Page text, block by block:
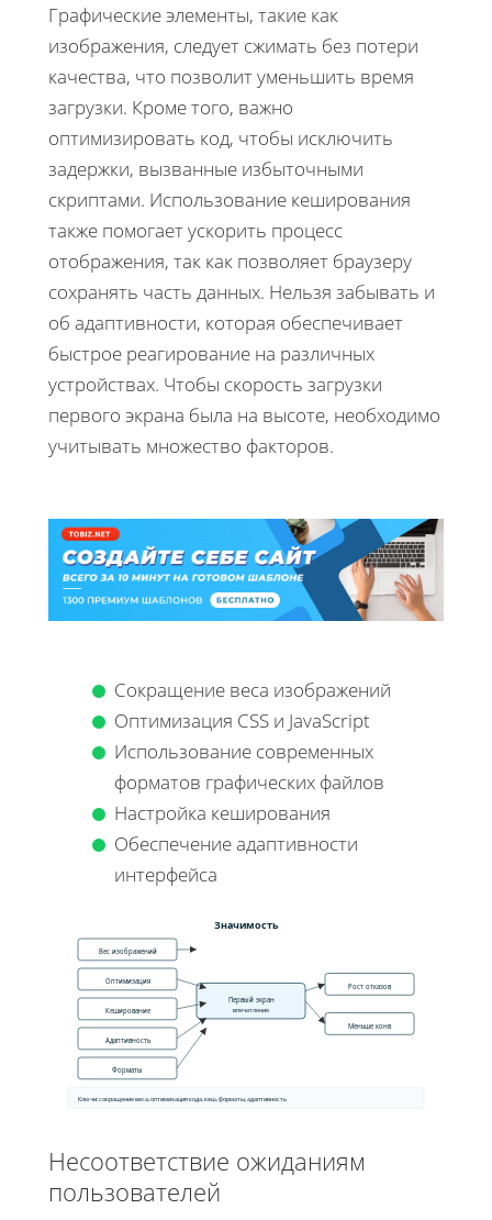
Графические элементы, такие как
изображения, следует сжимать без потери
качества, что позволит уменьшить время
загрузки. Кроме того, важно
оптимизировать код, чтобы исключить
задержки, вызванные избыточными
скриптами. Использование кеширования
также помогает ускорить процесс
отображения, так как позволяет браузеру
сохранять часть данных. Нельзя забывать и
об адаптивности, которая обеспечивает
быстрое реагирование на различных
устройствах. Чтобы скорость загрузки
первого экрана была на высоте, необходимо
учитывать множество факторов.
Сокращение веса изображений
Оптимизация CSS и JavaScript
Использование современных
форматов графических файлов
Настройка кеширования
Обеспечение адаптивности
интерфейса
Значимость
Вес изображений
Оптимизация
Кеширование
Адаптивность
Форматы
Первый экран
впечатление
Рост отказов
Меньше конв
Ключи: сокращение веса, оптимизация кода, кеш, форматы, адаптивность
Несоответствие ожиданиям
пользователей